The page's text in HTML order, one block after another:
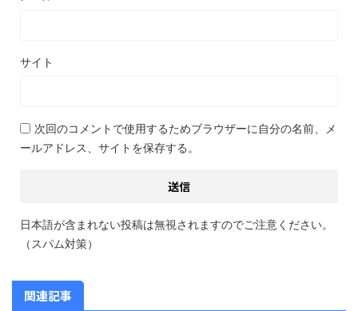
サイト
次回のコメントで使用するためブラウザーに自分の名前、メ
ールアドレス、サイトを保存する。
日本語が含まれない投稿は無視されますのでご注意ください。
（スパム対策）
関連記事